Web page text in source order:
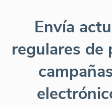
Envía
regulares de